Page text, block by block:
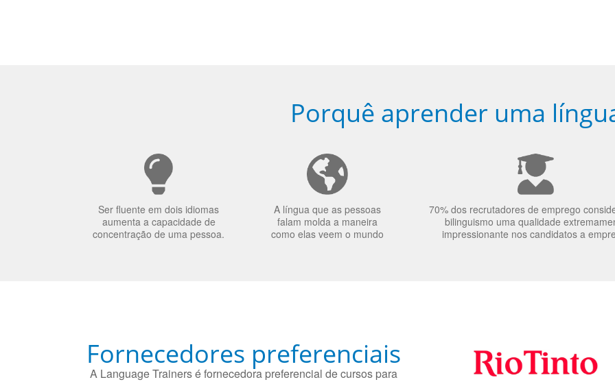
Porquê aprender uma
Ser fluente em dois idiomas
aumenta a capacidade de
concentração de uma pessoa.
A língua que as pessoas
falam molda a maneira
como elas veem o mundo
70% dos recrutadores de emprego
bilinguismo uma qualidade
impressionante nos candidatos a
Fornecedores preferenciais
A Language Trainers é fornecedora preferencial de cursos para